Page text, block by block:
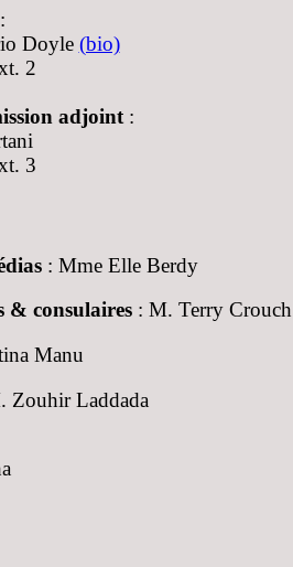
:
Doyle (bio)
2
adjoint :
3
: Mme Elle Berdy
& consulaires : M. Terry Crouch
Manu
Zouhir Laddada